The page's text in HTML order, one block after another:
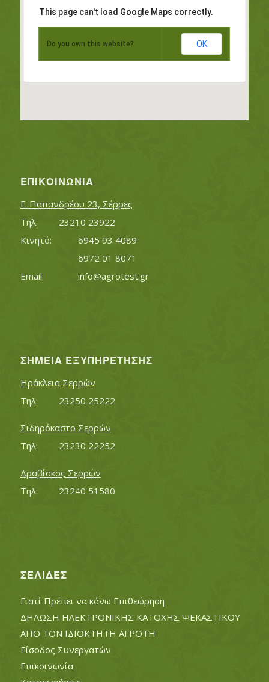
This page can't load Google Maps correctly.
Do you own this website? OK
ΕΠΙΚΟΙΝΩΝΊΑ
Γ. Παπανδρέου 23, Σέρρες
Τηλ:		23210 23922
Κινητό:		6945 93 4089
			6972 01 8071
info@agrotest.gr
ΣΗΜΕΊΑ ΕΞΥΠΗΡΈΤΗΣΗΣ
Ηράκλεια Σερρών
Τηλ:		23250 25222
Σιδηρόκαστο Σερρών
Τηλ:		23230 22252
Δραβίσκος Σερρών
Τηλ:		23240 51580
ΣΕΛΊΔΕΣ
Γιατί Πρέπει να κάνω Επιθεώρηση
ΔΗΛΩΣΗ ΗΛΕΚΤΡΟΝΙΚΗΣ ΚΑΤΟΧΗΣ ΨΕΚΑΣΤΙΚΟΥ
ΑΠΟ ΤΟΝ ΙΔΙΟΚΤΗΤΗ ΑΓΡΟΤΗ
Είσοδος Συνεργατών
Επικοινωνία